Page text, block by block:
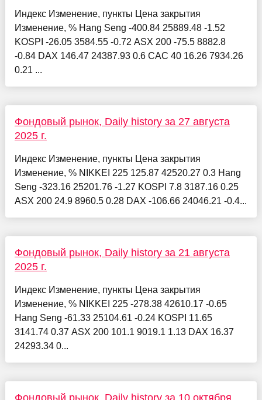
Индекс Изменение, пункты Цена закрытия
Изменение, % Hang Seng -400.84 25889.48 -1.52
KOSPI -26.05 3584.55 -0.72 ASX 200 -75.5 8882.8
-0.84 DAX 146.47 24387.93 0.6 CAC 40 16.26 7934.26
0.21 ...
Фондовый рынок, Daily history за 27 августа
2025 г.
Индекс Изменение, пункты Цена закрытия
Изменение, % NIKKEI 225 125.87 42520.27 0.3 Hang
Seng -323.16 25201.76 -1.27 KOSPI 7.8 3187.16 0.25
ASX 200 24.9 8960.5 0.28 DAX -106.66 24046.21 -0.4...
Фондовый рынок, Daily history за 21 августа
2025 г.
Индекс Изменение, пункты Цена закрытия
Изменение, % NIKKEI 225 -278.38 42610.17 -0.65
Hang Seng -61.33 25104.61 -0.24 KOSPI 11.65
3141.74 0.37 ASX 200 101.1 9019.1 1.13 DAX 16.37
24293.34 0...